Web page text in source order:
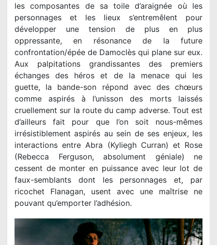
les composantes de sa toile d’araignée où les
personnages et les lieux s’entremêlent pour
développer une tension de plus en plus
oppressante, en résonance de la future
confrontation/épée de Damoclès qui plane sur eux.
Aux palpitations grandissantes des premiers
échanges des héros et de la menace qui les
guette, la bande-son répond avec des chœurs
comme aspirés à l’unisson des morts laissés
cruellement sur la route du camp adverse. Tout est
d’ailleurs fait pour que l’on soit nous-mêmes
irrésistiblement aspirés au sein de ses enjeux, les
interactions entre Abra (Kyliegh Curran) et Rose
(Rebecca Ferguson, absolument géniale) ne
cessent de monter en puissance avec leur lot de
faux-semblants dont les personnages et, par
ricochet Flanagan, usent avec une maîtrise ne
pouvant qu’emporter l’adhésion.